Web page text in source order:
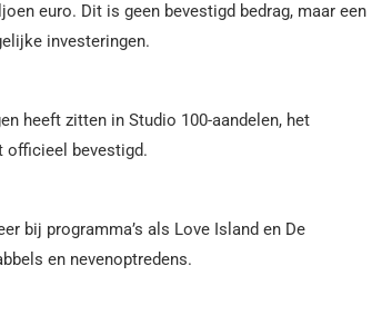
euro. Dit is geen bevestigd bedrag, maar een
investeringen.
heeft zitten in Studio 100-aandelen, het
officieel bevestigd.
bij programma’s als Love Island en De
en nevenoptredens.